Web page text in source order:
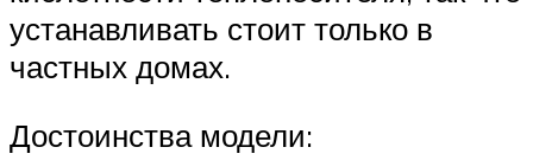
устанавливать стоит только в
частных домах.
Достоинства модели: